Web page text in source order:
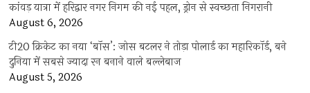
कांवड़ यात्रा में हरिद्वार नगर निगम की नई पहल, ड्रोन से स्वच्छता निगरानी
August 6, 2026
टी20 क्रिकेट का नया ‘बॉस’: जोस बटलर ने तोड़ा पोलार्ड का महारिकॉर्ड, बने
दुनिया में सबसे ज्यादा रन बनाने वाले बल्लेबाज
August 5, 2026